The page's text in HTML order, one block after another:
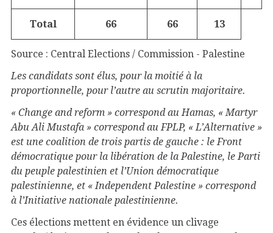
Total 66 66 13
Source : Central Elections / Commission - Palestine
Les candidats sont élus, pour la moitié à la
proportionnelle, pour l’autre au scrutin majoritaire.
« Change and reform » correspond au Hamas, « Martyr
Abu Ali Mustafa » correspond au FPLP, « L’Alternative »
est une coalition de trois partis de gauche : le Front
démocratique pour la libération de la Palestine, le Parti
du peuple palestinien et l’Union démocratique
palestinienne, et « Independent Palestine » correspond
à l’Initiative nationale palestinienne.
Ces élections mettent en évidence un clivage